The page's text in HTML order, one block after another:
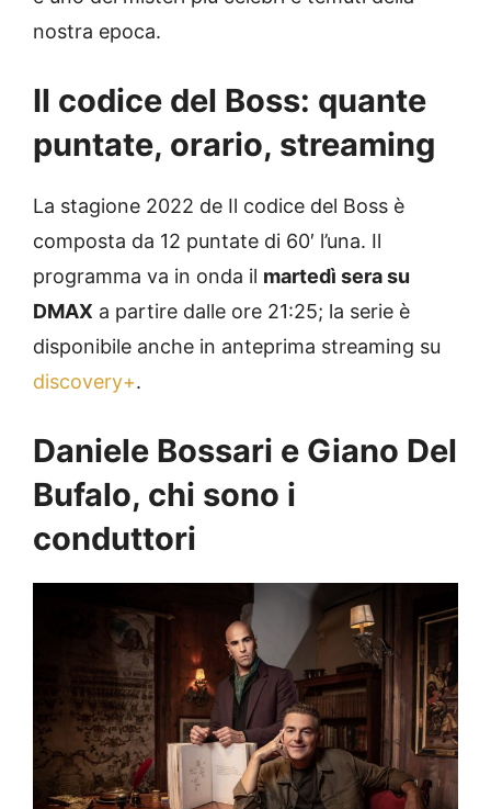
nostra epoca.
Il codice del Boss: quante
puntate, orario, streaming
La stagione 2022 de Il codice del Boss è
composta da 12 puntate di 60′ l’una. Il
programma va in onda il martedì sera su
DMAX a partire dalle ore 21:25; la serie è
disponibile anche in anteprima streaming su
discovery+.
Daniele Bossari e Giano Del
Bufalo, chi sono i
conduttori